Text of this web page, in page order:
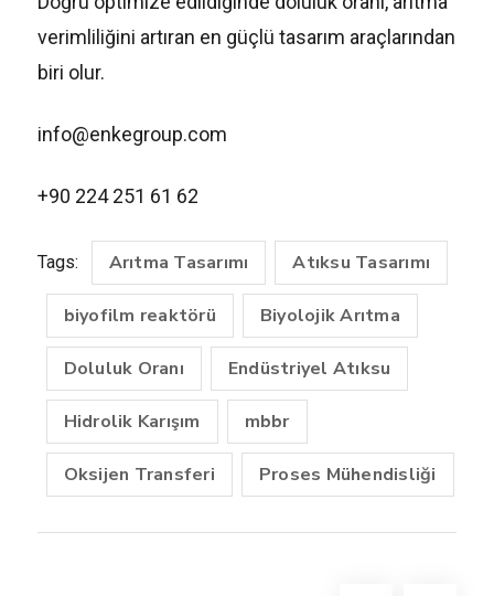
verimliliğini artıran en güçlü tasarım araçlarından
biri olur.
info@enkegroup.com
+90 224 251 61 62
Tags: Arıtma Tasarımı Atıksu Tasarımı
biyofilm reaktörü Biyolojik Arıtma
Doluluk Oranı Endüstriyel Atıksu
Hidrolik Karışım mbbr
Oksijen Transferi Proses Mühendisliği